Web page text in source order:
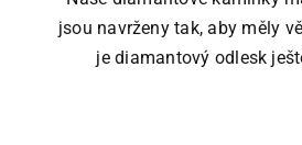
jsou navrženy tak, aby měly
je diamantový odlesk